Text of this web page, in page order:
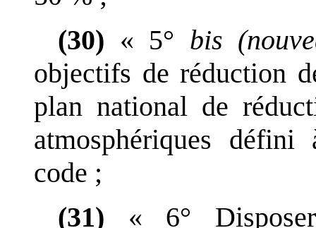
(30) « 5° bis
objectifs de réduction
plan national de
atmosphériques
code ;
(31) « 6°